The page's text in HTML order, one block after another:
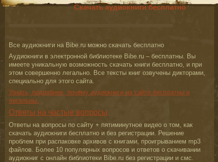
Скачать аудиокниги бесплатно
Все аудиокниги на Bibe.ru можно скачать бесплатно
Аудиокниги в электронной библиотеке Bibe.ru – бесплатны. Вы
имеете уникальную возможность скачать книги бесплатно, и при
этом совершенно легально. Все тексты книг озвучены дикторами,
специально для этого сайта.
Узнать, подробнее, почему аудиокниги на сайте бесплатны и
легальны.
Ответы на частые вопросы
Ответы на вопросы по сайту + пятиминутное видео о том, как
скачать аудиокниги бесплатно и без регистрации. Решение
проблем при распаковке архивов с книгами, проигрыванием mp3
файлов. Более 10 популярных вопросов и ответов о скачивании
аудиокниг с онлайн библиотеки Bibe.ru без регистрации и смс.